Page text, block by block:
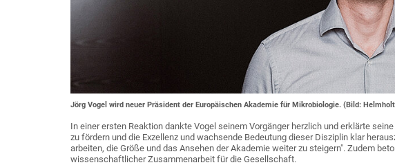
Jörg Vogel wird neuer Präsident der Europäischen Akademie für Mikrobiologie. (Bild:
In einer ersten Reaktion dankte Vogel seinem Vorgänger herzlich und erklärte
zu fördern und die Exzellenz und wachsende Bedeutung dieser Disziplin klar
arbeiten, die Größe und das Ansehen der Akademie weiter zu steigern". Zudem
wissenschaftlicher Zusammenarbeit für die Gesellschaft.